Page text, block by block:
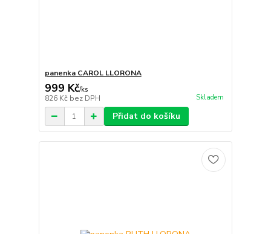
panenka CAROL LLORONA
999 Kč/ks
826 Kč bez DPH Skladem
Přidat do košíku